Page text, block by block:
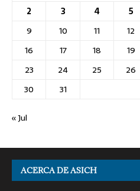
2
3 4 5
9
10 11 12
16
17 18 19
23
24 25 26
30
31
« Jul
ACERCA DE ASICH